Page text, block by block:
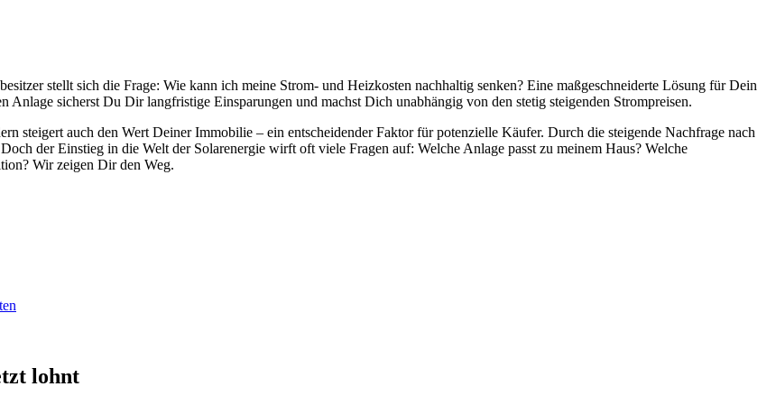
stellt sich die Frage: Wie kann ich meine Strom- und Heizkosten nachhaltig senken? Eine maßgeschneiderte Lösung für Dein
sicherst Du Dir langfristige Einsparungen und machst Dich unabhängig von den stetig steigenden Strompreisen.
steigert auch den Wert Deiner Immobilie – ein entscheidender Faktor für potenzielle Käufer. Durch die steigende Nachfrage nach
der Einstieg in die Welt der Solarenergie wirft oft viele Fragen auf: Welche Anlage passt zu meinem Haus? Welche
Wir zeigen Dir den Weg.
lohnt